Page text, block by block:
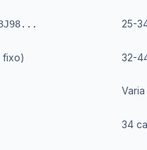
25-
fixo) 32-
34